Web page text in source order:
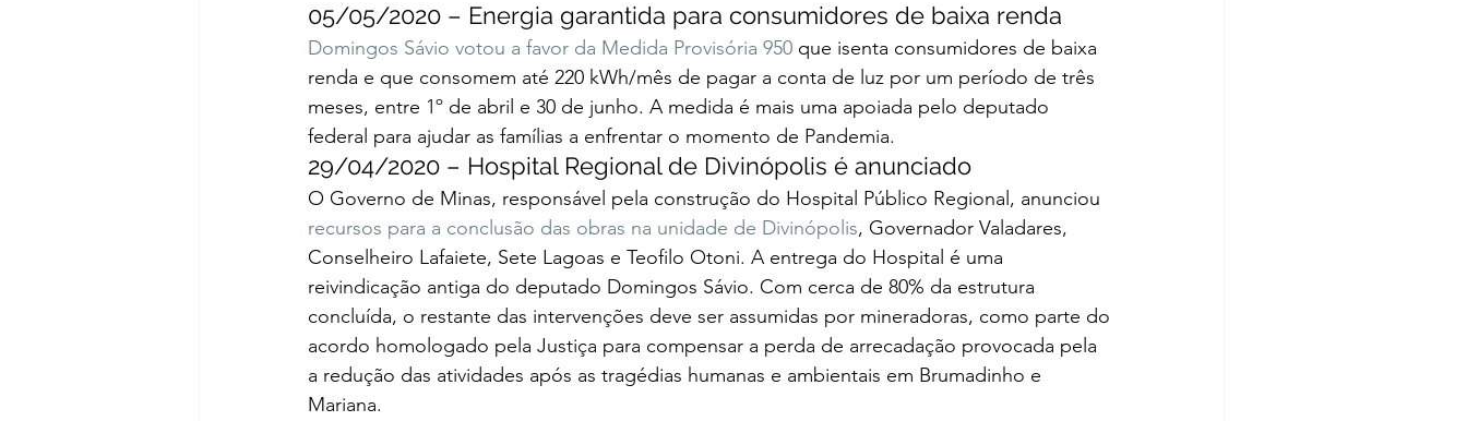
05/05/2020 – Energia garantida para consumidores de baixa renda
Domingos Sávio votou a favor da Medida Provisória 950 que isenta consumidores de baixa
renda e que consomem até 220 kWh/mês de pagar a conta de luz por um período de três
meses, entre 1º de abril e 30 de junho. A medida é mais uma apoiada pelo deputado
federal para ajudar as famílias a enfrentar o momento de Pandemia.
29/04/2020 – Hospital Regional de Divinópolis é anunciado
O Governo de Minas, responsável pela construção do Hospital Público Regional, anunciou
recursos para a conclusão das obras na unidade de Divinópolis, Governador Valadares,
Conselheiro Lafaiete, Sete Lagoas e Teofilo Otoni. A entrega do Hospital é uma
reivindicação antiga do deputado Domingos Sávio. Com cerca de 80% da estrutura
concluída, o restante das intervenções deve ser assumidas por mineradoras, como parte do
acordo homologado pela Justiça para compensar a perda de arrecadação provocada pela
a redução das atividades após as tragédias humanas e ambientais em Brumadinho e
Mariana.